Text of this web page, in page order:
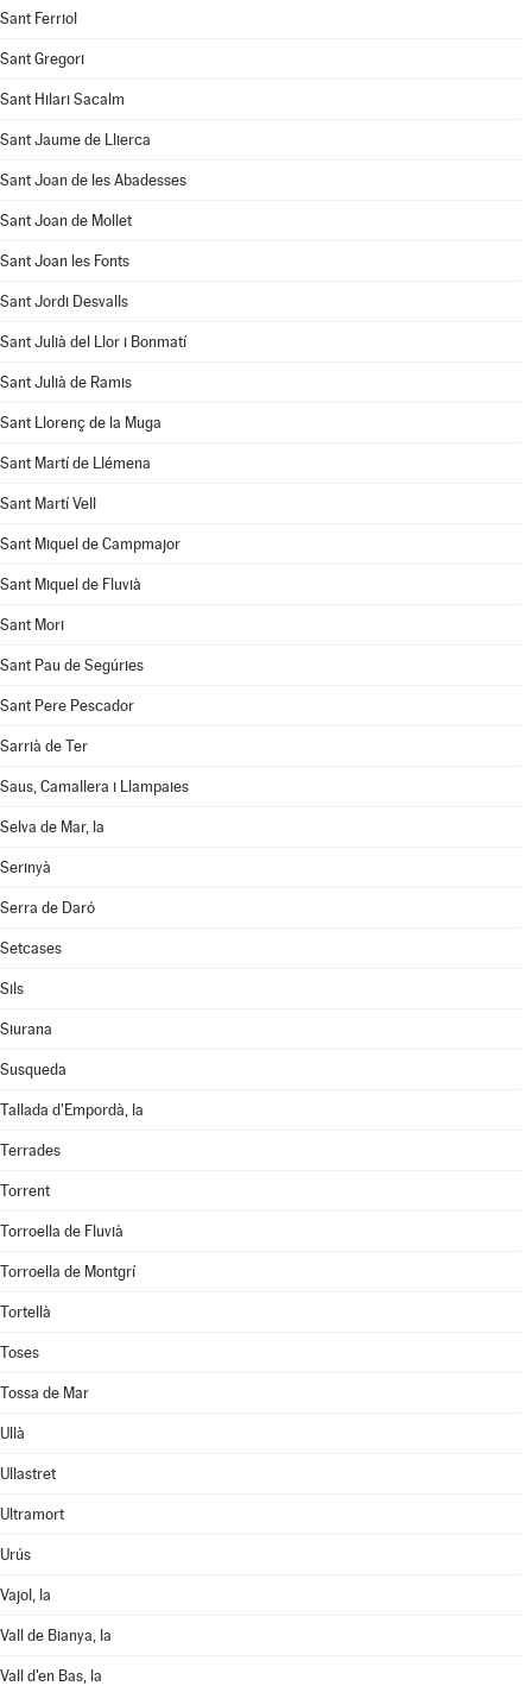
Sant Ferriol
Sant Gregori
Sant Hilari Sacalm
Sant Jaume de Llierca
Sant Joan de les Abadesses
Sant Joan de Mollet
Sant Joan les Fonts
Sant Jordi Desvalls
Sant Julià del Llor i Bonmatí
Sant Julià de Ramis
Sant Llorenç de la Muga
Sant Martí de Llémena
Sant Martí Vell
Sant Miquel de Campmajor
Sant Miquel de Fluvià
Sant Mori
Sant Pau de Segúries
Sant Pere Pescador
Sarrià de Ter
Saus, Camallera i Llampaies
Selva de Mar, la
Serinyà
Serra de Daró
Setcases
Sils
Siurana
Susqueda
Tallada d'Empordà, la
Terrades
Torrent
Torroella de Fluvià
Torroella de Montgrí
Tortellà
Toses
Tossa de Mar
Ullà
Ullastret
Ultramort
Urús
Vajol, la
Vall de Bianya, la
Vall d'en Bas, la